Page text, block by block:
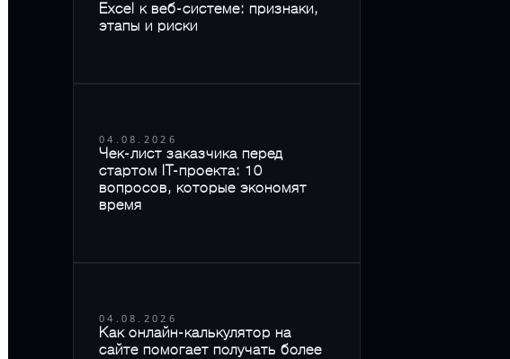
Excel к веб-системе: признаки,
этапы и риски
04.08.2026
Чек-лист заказчика перед
стартом IT-проекта: 10
вопросов, которые экономят
время
04.08.2026
Как онлайн-калькулятор на
сайте помогает получать более